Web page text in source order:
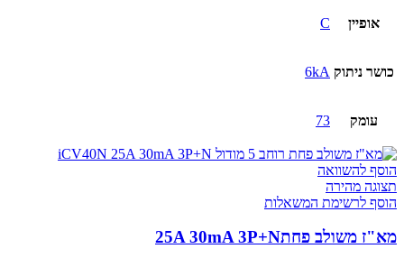
אופיין C
כושר ניתוק 6kA
עומק 73
הוסף להשוואה
תצוגה מהירה
הוסף לרשימת המשאלות
מא"ז משולב פחת25A 30mA 3P+N